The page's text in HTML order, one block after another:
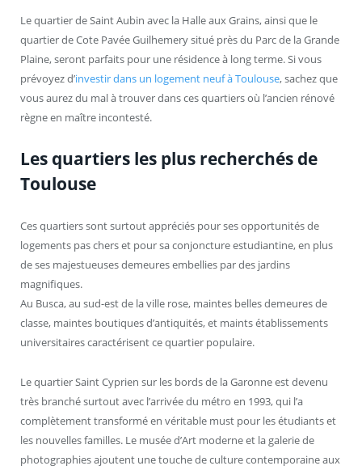
Le quartier de Saint Aubin avec la Halle aux Grains, ainsi que le
quartier de Cote Pavée Guilhemery situé près du Parc de la Grande
Plaine, seront parfaits pour une résidence à long terme. Si vous
prévoyez d’investir dans un logement neuf à Toulouse, sachez que
vous aurez du mal à trouver dans ces quartiers où l’ancien rénové
règne en maître incontesté.
Les quartiers les plus recherchés de
Toulouse
Ces quartiers sont surtout appréciés pour ses opportunités de
logements pas chers et pour sa conjoncture estudiantine, en plus
de ses majestueuses demeures embellies par des jardins
magnifiques.
Au Busca, au sud-est de la ville rose, maintes belles demeures de
classe, maintes boutiques d’antiquités, et maints établissements
universitaires caractérisent ce quartier populaire.
Le quartier Saint Cyprien sur les bords de la Garonne est devenu
très branché surtout avec l’arrivée du métro en 1993, qui l’a
complètement transformé en véritable must pour les étudiants et
les nouvelles familles. Le musée d’Art moderne et la galerie de
photographies ajoutent une touche de culture contemporaine aux